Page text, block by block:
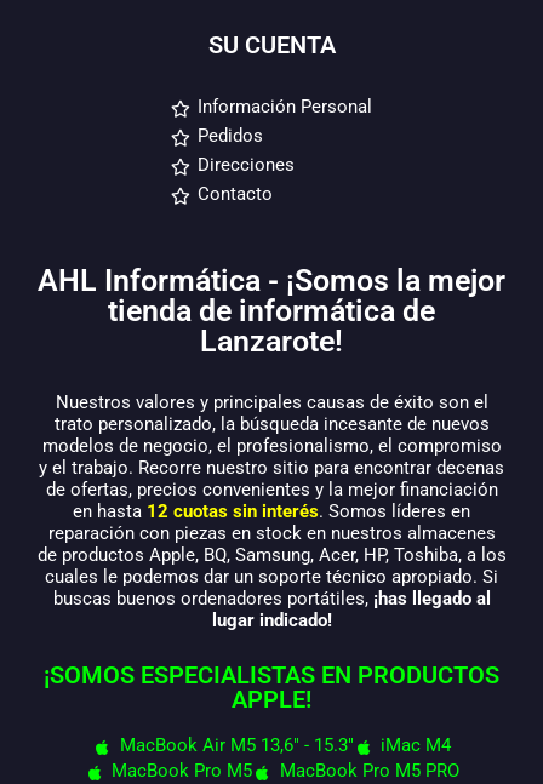
SU CUENTA
Información Personal
Pedidos
Direcciones
Contacto
AHL Informática - ¡Somos la mejor
tienda de informática de
Lanzarote!
Nuestros valores y principales causas de éxito son el
trato personalizado, la búsqueda incesante de nuevos
modelos de negocio, el profesionalismo, el compromiso
y el trabajo. Recorre nuestro sitio para encontrar decenas
de ofertas, precios convenientes y la mejor financiación
en hasta 12 cuotas sin interés. Somos líderes en
reparación con piezas en stock en nuestros almacenes
de productos Apple, BQ, Samsung, Acer, HP, Toshiba, a los
cuales le podemos dar un soporte técnico apropiado. Si
buscas buenos ordenadores portátiles, ¡has llegado al
lugar indicado!
¡SOMOS ESPECIALISTAS EN PRODUCTOS
APPLE!
MacBook Air M5 13,6" - 15.3"
iMac M4
MacBook Pro M5
MacBook Pro M5 PRO